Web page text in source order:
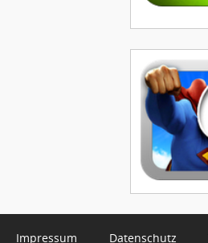
Impressum Datenschutz